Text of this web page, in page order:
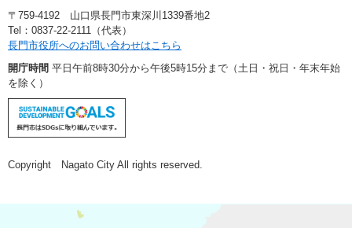
〒759-4192 山口県長門市東深川1339番地2
Tel：0837-22-2111（代表）
長門市役所へのお問い合わせはこちら
開庁時間 平日午前8時30分から午後5時15分まで（土日・祝日・年末年始
を除く）
Copyright Nagato City All rights reserved.